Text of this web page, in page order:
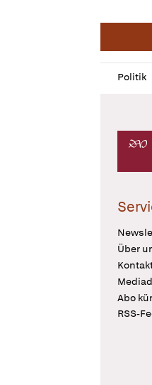
Politik
Profil
öffnen
Daz
Pur
Über
Abo
RSS-